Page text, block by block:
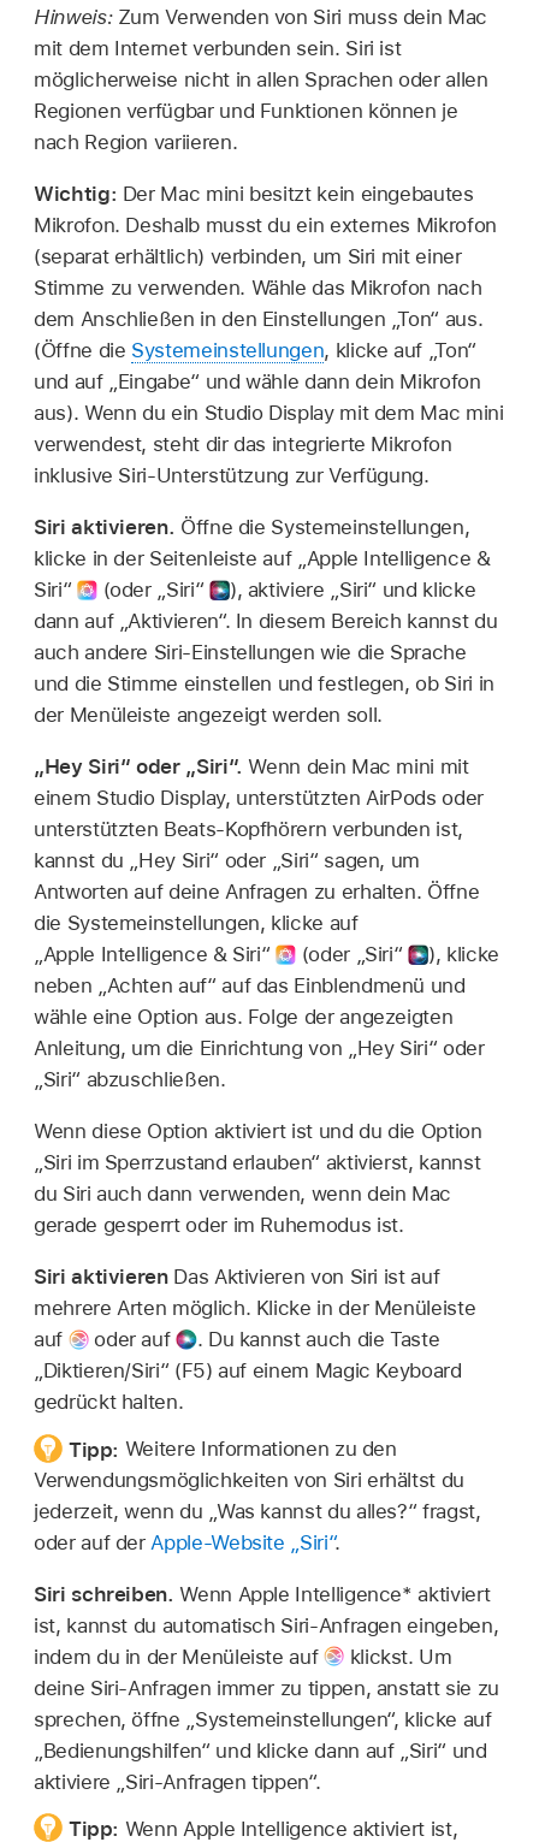
Hinweis: Zum Verwenden von Siri muss dein Mac
mit dem Internet verbunden sein. Siri ist
möglicherweise nicht in allen Sprachen oder allen
Regionen verfügbar und Funktionen können je
nach Region variieren.
Wichtig: Der Mac mini besitzt kein eingebautes
Mikrofon. Deshalb musst du ein externes Mikrofon
(separat erhältlich) verbinden, um Siri mit einer
Stimme zu verwenden. Wähle das Mikrofon nach
dem Anschließen in den Einstellungen „Ton“ aus.
(Öffne die Systemeinstellungen, klicke auf „Ton“
und auf „Eingabe“ und wähle dann dein Mikrofon
aus). Wenn du ein Studio Display mit dem Mac mini
verwendest, steht dir das integrierte Mikrofon
inklusive Siri-Unterstützung zur Verfügung.
Siri aktivieren. Öffne die Systemeinstellungen,
klicke in der Seitenleiste auf „Apple Intelligence &
Siri“
(oder „Siri“ ), aktiviere „Siri“ und klicke
dann auf „Aktivieren“. In diesem Bereich kannst du
auch andere Siri-Einstellungen wie die Sprache
und die Stimme einstellen und festlegen, ob Siri in
der Menüleiste angezeigt werden soll.
„Hey Siri“ oder „Siri“.Wenn dein Mac mini mit
einem Studio Display, unterstützten AirPods oder
unterstützten Beats-Kopfhörern verbunden ist,
kannst du „Hey Siri“ oder „Siri“ sagen, um
Antworten auf deine Anfragen zu erhalten. Öffne
die Systemeinstellungen, klicke auf
„Apple Intelligence & Siri“
(oder „Siri“ ), klicke
neben „Achten auf“ auf das Einblendmenü und
wähle eine Option aus. Folge der angezeigten
Anleitung, um die Einrichtung von „Hey Siri“ oder
„Siri“ abzuschließen.
Wenn diese Option aktiviert ist und du die Option
„Siri im Sperrzustand erlauben“ aktivierst, kannst
du Siri auch dann verwenden, wenn dein Mac
gerade gesperrt oder im Ruhemodus ist.
Siri aktivieren Das Aktivieren von Siri ist auf
mehrere Arten möglich. Klicke in der Menüleiste
auf
oder auf . Du kannst auch die Taste
„Diktieren/Siri“ (F5) auf einem Magic Keyboard
gedrückt halten.
Tipp: Weitere Informationen zu den
Verwendungsmöglichkeiten von Siri erhältst du
jederzeit, wenn du „Was kannst du alles?“ fragst,
oder auf derApple-Website „Siri“.
Siri schreiben.Wenn Apple Intelligence* aktiviert
ist, kannst du automatisch Siri-Anfragen eingeben,
indem du in der Menüleiste auf
klickst. Um
deine Siri-Anfragen immer zu tippen, anstatt sie zu
sprechen, öffne „Systemeinstellungen“, klicke auf
„Bedienungshilfen“ und klicke dann auf „Siri“ und
aktiviere „Siri-Anfragen tippen“.
Tipp: Wenn Apple Intelligence aktiviert ist,